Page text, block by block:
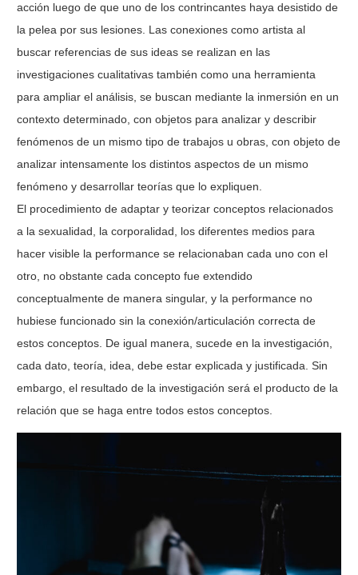
acción luego de que uno de los contrincantes haya desistido de
la pelea por sus lesiones. Las conexiones como artista al
buscar referencias de sus ideas se realizan en las
investigaciones cualitativas también como una herramienta
para ampliar el análisis, se buscan mediante la inmersión en un
contexto determinado, con objetos para analizar y describir
fenómenos de un mismo tipo de trabajos u obras, con objeto de
analizar intensamente los distintos aspectos de un mismo
fenómeno y desarrollar teorías que lo expliquen.
El procedimiento de adaptar y teorizar conceptos relacionados
a la sexualidad, la corporalidad, los diferentes medios para
hacer visible la performance se relacionaban cada uno con el
otro, no obstante cada concepto fue extendido
conceptualmente de manera singular, y la performance no
hubiese funcionado sin la conexión/articulación correcta de
estos conceptos. De igual manera, sucede en la investigación,
cada dato, teoría, idea, debe estar explicada y justificada. Sin
embargo, el resultado de la investigación será el producto de la
relación que se haga entre todos estos conceptos.